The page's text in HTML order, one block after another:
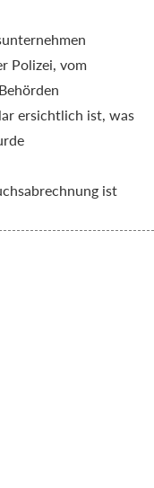
Polizei, vom
ersichtlich ist, was
ist